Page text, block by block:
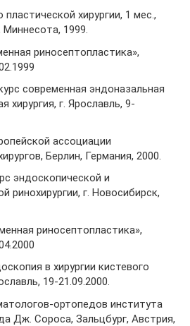
хирургии, 1 мес.,
1999.
риносептопластика»,
современная эндоназальная
хирургия, г. Ярославль, 9-
ассоциации
Берлин, Германия, 2000.
эндоскопической и
ринохирургии, г. Новосибирск,
риносептопластика»,
в хирургии кистевого
19-21.09.2000.
ортопедов института
Дж. Сороса, Зальцбург, Австрия,